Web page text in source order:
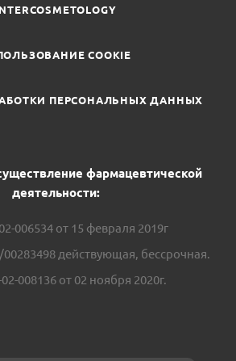
COOKIE
ПЕРСОНАЛЬНЫХ ДАННЫХ
фармацевтической
деятельности:
006534 от 15 февраля 2019г
00283498 действующая, бессрочная.
008136 от 02 ноября 2020г.